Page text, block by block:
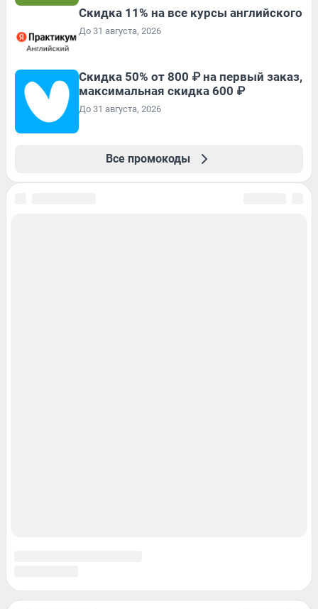
Скидка 11% на все курсы английского
До 31 августа, 2026
Скидка 50% от 800 ₽ на первый заказ,
максимальная скидка 600 ₽
До 31 августа, 2026
Все промокоды